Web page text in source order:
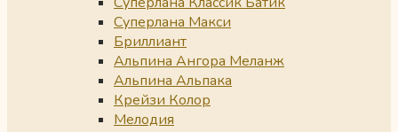
Суперлана Макси
Бриллиант
Альпина Ангора Меланж
Альпина Альпака
Крейзи Колор
Мелодия